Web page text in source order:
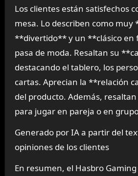
Los clientes están satisfechos
mesa. Lo describen como
**divertido** y un **clásico en
pasa de moda. Resaltan su
destacando el tablero, los
cartas. Aprecian la **relación
del producto. Además,
para jugar en pareja o en
Generado por IA a partir del
opiniones de los clientes
En resumen, el Hasbro